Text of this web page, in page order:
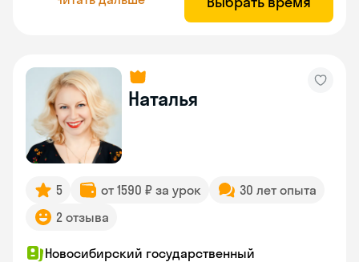
Наталья
5 от 1590 ₽ за урок
30 лет опыта
2 отзыва
Новосибирский государственный